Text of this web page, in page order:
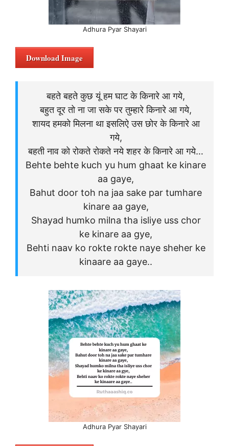
Adhura Pyar Shayari
Download Image
बहते बहते कुछ यूं हम घाट के किनारे आ गये,
बहुत दूर तो ना जा सके पर तुम्हारे किनारे आ गये,
शायद हमको मिलना था इसलिऐ उस छोर के किनारे आ
गये,
बहती नाव को रोकते रोकते नये शहर के किनारे आ गये…
Behte behte kuch yu hum ghaat ke kinare
aa gaye,
Bahut door toh na jaa sake par tumhare
kinare aa gaye,
Shayad humko milna tha isliye uss chor
ke kinare aa gye,
Behti naav ko rokte rokte naye sheher ke
kinaare aa gaye..
Adhura Pyar Shayari